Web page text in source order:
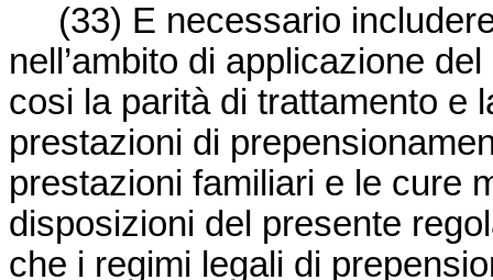
(33) E necessario
nell’ambito di applicazione
cosi la parità di trattamento e
prestazioni di
prestazioni familiari e le cure
disposizioni del presente
che i regimi legali di